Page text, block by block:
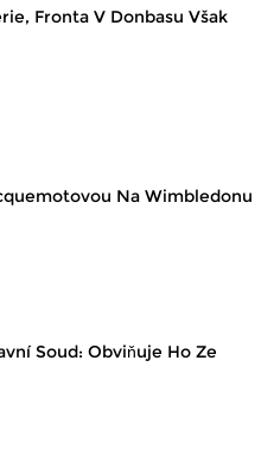
Fronta V Donbasu Však
Na Wimbledonu
Soud: Obviňuje Ho Ze